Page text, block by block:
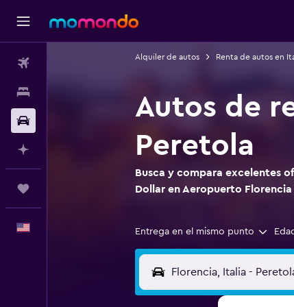
Alquiler de autos Renta de autos en
Autos de
Peretola
Busca y compara excelentes
Dollar en Aeropuerto
Entrega en el mismo punto